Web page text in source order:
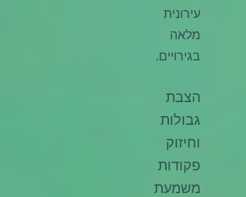
עירונית
מלאה
בגירויים.
הצבת
גבולות
וחיזוק
פקודות
משמעת